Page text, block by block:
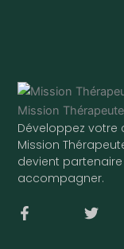
Développez votre
Mission
devient
accompagner.
F
T